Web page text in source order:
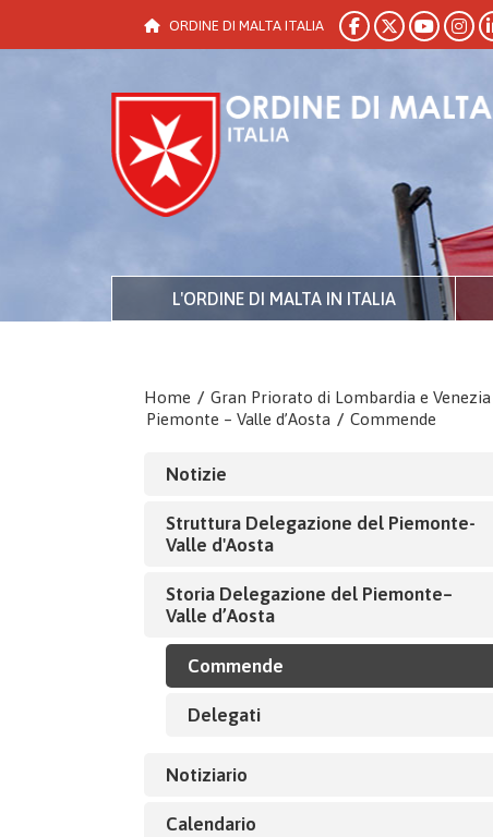
ORDINE DI MALTA ITALIA
L'ORDINE DI MALTA IN ITALIA
Home / Gran Priorato di Lombardia e Venezia
Piemonte – Valle d’Aosta / Commende
Notizie
Struttura Delegazione del Piemonte-
Valle d'Aosta
Storia Delegazione del Piemonte–
Valle d’Aosta
Commende
Delegati
Notiziario
Calendario